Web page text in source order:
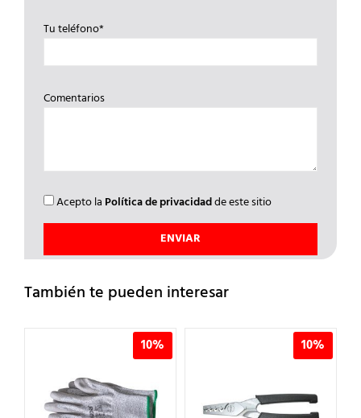
Tu teléfono*
Comentarios
Acepto la Política de privacidadde este sitio
También te pueden interesar
10% 10%